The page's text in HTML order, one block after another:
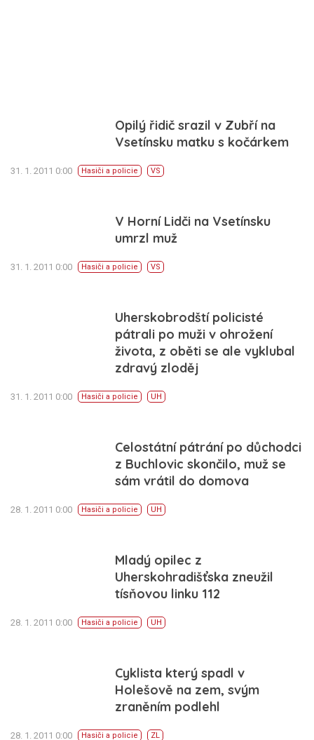
Opilý řidič srazil v Zubří na
Vsetínsku matku s kočárkem
31. 1. 2011 0:00 Hasiči a policie VS
V Horní Lidči na Vsetínsku
umrzl muž
31. 1. 2011 0:00 Hasiči a policie VS
Uherskobrodští policisté
pátrali po muži v ohrožení
života, z oběti se ale vyklubal
zdravý zloděj
31. 1. 2011 0:00 Hasiči a policie UH
Celostátní pátrání po důchodci
z Buchlovic skončilo, muž se
sám vrátil do domova
28. 1. 2011 0:00 Hasiči a policie UH
Mladý opilec z
Uherskohradišťska zneužil
tísňovou linku 112
28. 1. 2011 0:00 Hasiči a policie UH
Cyklista který spadl v
Holešově na zem, svým
zraněním podlehl
28. 1. 2011 0:00 Hasiči a policie ZL